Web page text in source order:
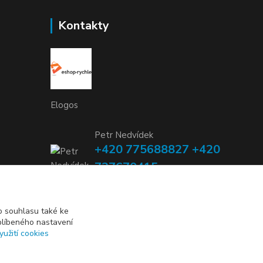
Kontakty
Elogos
Petr Nedvídek
+420 775688827 +420
737670415
souhlasu také ke
nastavení
cookies